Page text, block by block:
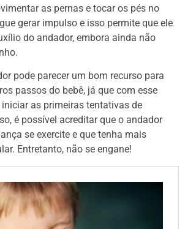
as pernas e tocar os pés no
gerar impulso e isso permite que ele
do andador, embora ainda não
pode parecer um bom recurso para
passos do bebê, já que com esse
as primeiras tentativas de
é possível acreditar que o andador
se exercite e que tenha mais
Entretanto, não se engane!